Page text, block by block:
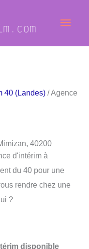
40 (Landes) / Agence
40200
d'intérim à
du 40 pour une
rendre chez une
?
disponible